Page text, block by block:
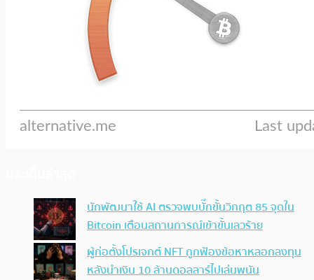
นักพัฒนาใช้ AI ตรวจพบบั๊กขั้นวิกฤต 85 จุดใน
Bitcoin เตือนสถานการณ์เข้าขั้นเลวร้าย
ผู้ก่อตั้งโปรเจกต์ NFT ถูกฟ้องข้อหาหลอกลงทุน
หลังนำเงิน 10 ล้านดอลลาร์ไปเล่นพนัน